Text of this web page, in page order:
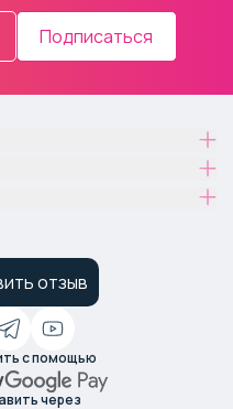
Подписаться
отзыв
с помощью
через